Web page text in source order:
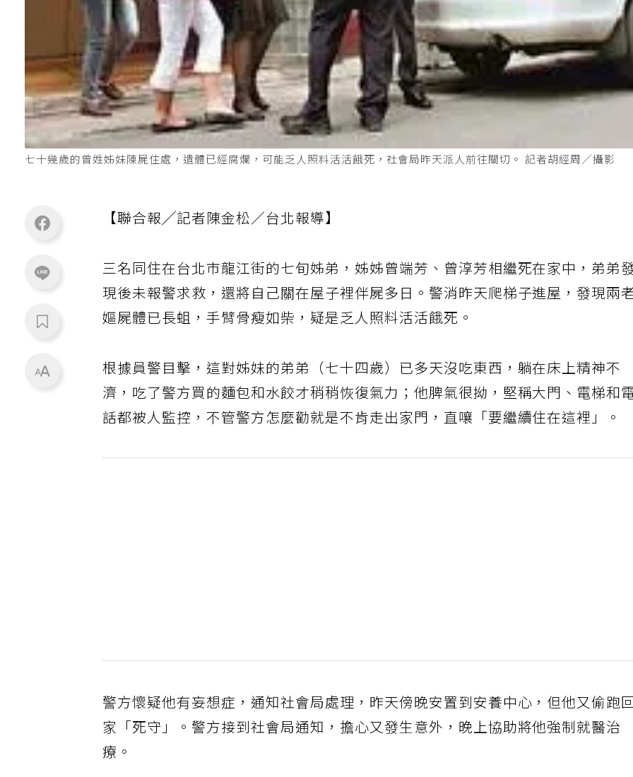
七十幾歲的曾姓姊妹陳屍住處，遺體已經腐爛，可能乏人照料活活餓死，社會局昨天派人前往關切。 記者胡經周／攝影
【聯合報╱記者陳金松／台北報導】
三名同住在台北市龍江街的七旬姊弟，姊姊曾端芳、曾淳芳相繼死在家中，弟弟
現後未報警求救，還將自己關在屋子裡伴屍多日。警消昨天爬梯子進屋，發現兩
嫗屍體已長蛆，手臂骨瘦如柴，疑是乏人照料活活餓死。
根據員警目擊，這對姊妹的弟弟（七十四歲）已多天沒吃東西，躺在床上精神不
濟，吃了警方買的麵包和水餃才稍稍恢復氣力；他脾氣很拗，堅稱大門、電梯和
話都被人監控，不管警方怎麼勸就是不肯走出家門，直嚷「要繼續住在這裡」。
警方懷疑他有妄想症，通知社會局處理，昨天傍晚安置到安養中心，但他又偷跑
家「死守」。警方接到社會局通知，擔心又發生意外，晚上協助將他強制就醫治
療。